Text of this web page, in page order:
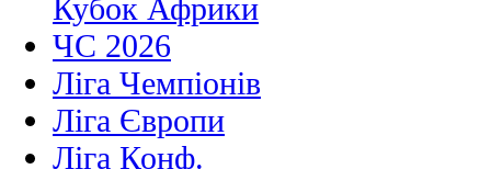
Кубок Африки
ЧС 2026
Ліга Чемпіонів
Ліга Європи
Ліга Конф.